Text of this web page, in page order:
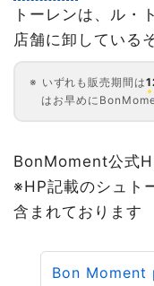
トーレンは、ル・
店舗に卸している
いずれも販売期間は
はお早めに
BonMoment公式
※HP記載のシュト
含まれております
Bon Moment